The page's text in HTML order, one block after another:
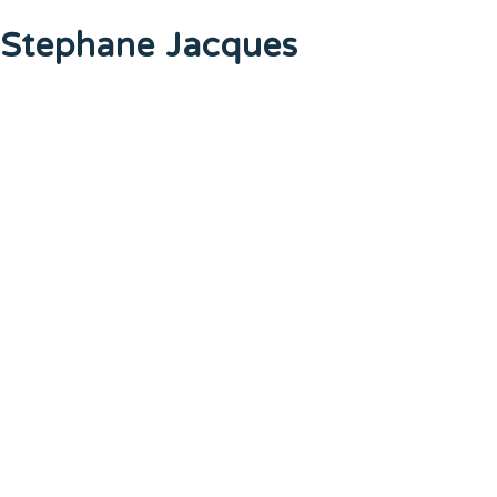
Stephane Jacques